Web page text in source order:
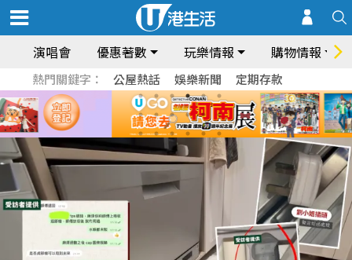
演唱會 優惠著數 玩樂情報 購物情報
熱門關鍵字： 公屋熱話 娛樂新聞 定期存款